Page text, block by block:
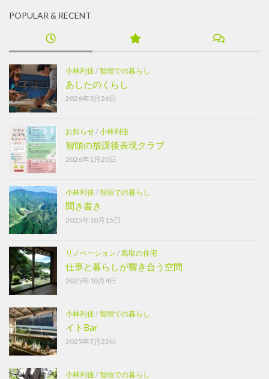
POPULAR & RECENT
小林利佳/智頭での暮らし
あしたのくらし
2026年3月26日
お知らせ/小林利佳
智頭の放課後表現クラブ
2026年1月20日
小林利佳/智頭での暮らし
聞き書き
2025年10月15日
リノベーション /鳥取の住宅
仕事と暮らしが響き合う空間
2025年10月4日
小林利佳/智頭での暮らし
イトBar
2025年7月22日
小林利佳/智頭での暮らし